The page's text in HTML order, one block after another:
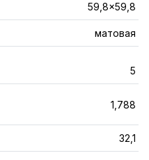
59,8x59,8
матовая
5
1,788
32,1